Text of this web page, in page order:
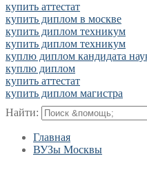
купить аттестат
купить диплом в москве
купить диплом техникум
купить диплом техникум
куплю диплом кандидата
куплю диплом
купить аттестат
купить диплом магистра
Найти:
Главная
ВУЗы Москвы